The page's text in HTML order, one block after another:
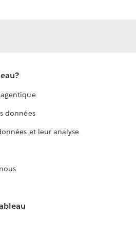
données
et leur analyse